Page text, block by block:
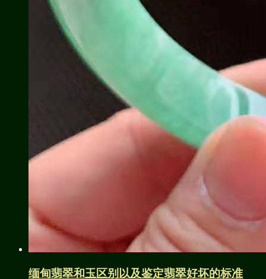
缅甸翡翠和玉区别以及鉴定翡翠好坏的标准